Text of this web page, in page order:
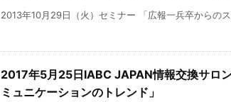
2013年10月29日（火）セミナー 「広報一兵卒からの
2017年5月25日IABC JAPAN情報交換サロ
ミュニケーションのトレンド」